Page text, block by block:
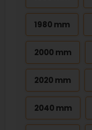
1980 mm
2000 mm
2020 mm
2040 mm